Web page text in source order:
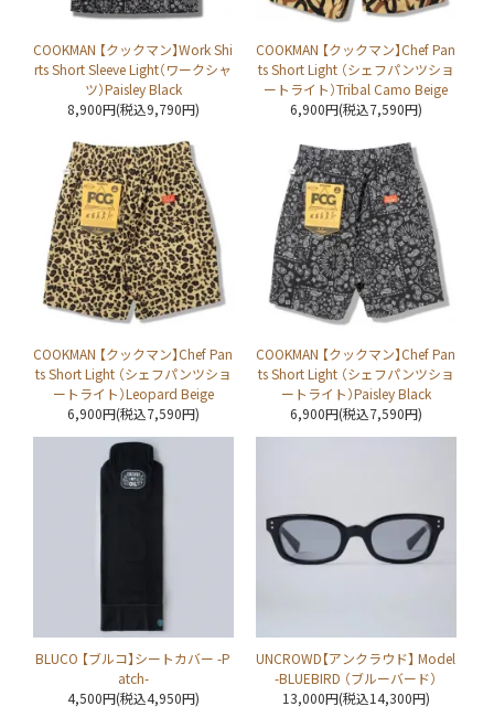
COOKMAN 【クックマン】Work Shi
rts Short Sleeve Light（ワークシャ
ツ）Paisley Black
8,900円(税込9,790円)
COOKMAN 【クックマン】Chef Pan
ts Short Light （シェフパンツショ
ートライト）Tribal Camo Beige
6,900円(税込7,590円)
COOKMAN 【クックマン】Chef Pan
ts Short Light （シェフパンツショ
ートライト）Leopard Beige
6,900円(税込7,590円)
COOKMAN 【クックマン】Chef Pan
ts Short Light （シェフパンツショ
ートライト）Paisley Black
6,900円(税込7,590円)
BLUCO 【ブルコ】シートカバー -P
atch-
4,500円(税込4,950円)
UNCROWD【アンクラウド】 Model
-BLUEBIRD （ブルーバード）
13,000円(税込14,300円)